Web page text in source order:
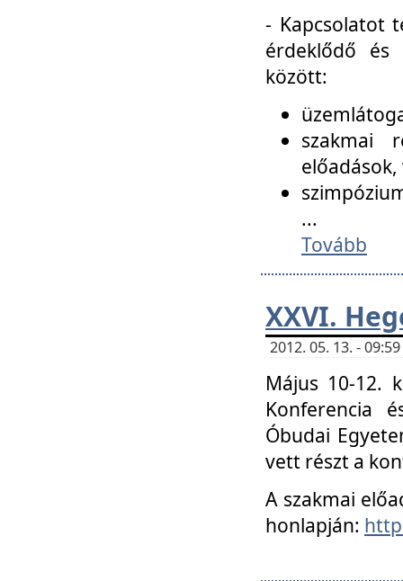
- Kapcsolatot
érdeklődő és
között:
szakmai
...
Tovább
XXVI.
2012. 05. 13. -
Május 10-12.
Konferencia
Óbudai
vett részt a
A szakmai
honlapján: